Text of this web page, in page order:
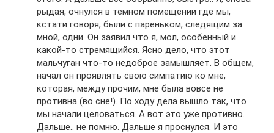
рыдая, очнулся в темном помещении где мы,
кстати говоря, были с пареньком, следящим за
мной, одни. Он заявил что я, мол, особенный и
какой-то стремящийся. Ясно дело, что этот
мальчуган что-то недоброе замышляет. В общем,
начал он проявлять свою симпатию ко мне,
которая, между прочим, мне была вовсе не
противна (во сне!). По ходу дела вышло так, что
мы начали целоваться. А вот это уже противно.
Дальше.. не помню. Дальше я проснулся. И это